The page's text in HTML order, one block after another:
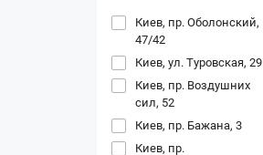
Киев, пр. Оболонский,
47/42
Киев, ул. Туровская, 29
Киев, пр. Воздушних
сил, 52
Киев, пр. Бажана, 3
Киев, пр.